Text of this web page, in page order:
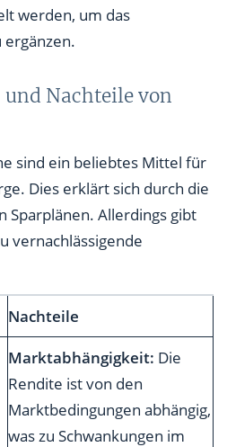
werden, um das
Nachteile von
sind ein beliebtes Mittel für
Dies erklärt sich durch die
Sparplänen. Allerdings gibt
vernachlässigende
Nachteile
Marktabhängigkeit: Die
Rendite ist von den
Marktbedingungen abhängig,
was zu Schwankungen im